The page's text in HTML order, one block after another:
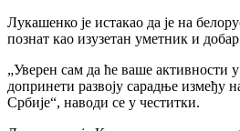
Лукашенко је истакао да је на
познат као изузетан уметник и
„Уверен сам да ће ваше активности
допринети развоју сарадње између
Србије“, наводи се у честитки.